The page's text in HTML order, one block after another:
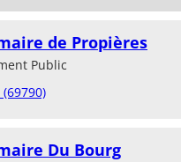
de Propières
Public
Du Bourg